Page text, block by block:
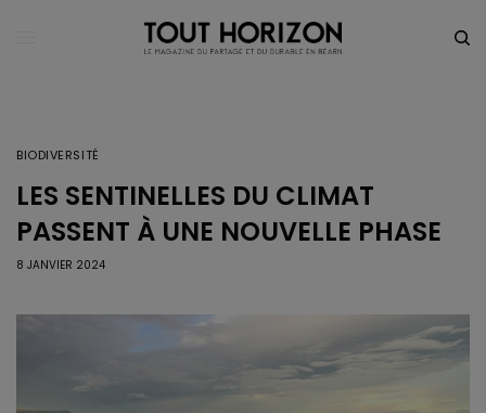
BIODIVERSITÉ
LES SENTINELLES DU CLIMAT
PASSENT À UNE NOUVELLE PHASE
8 JANVIER 2024